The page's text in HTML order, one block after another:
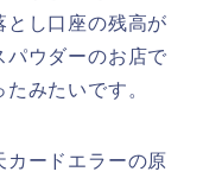
とし口座の残高が
パウダーのお店で
みたいです。
カードエラーの原